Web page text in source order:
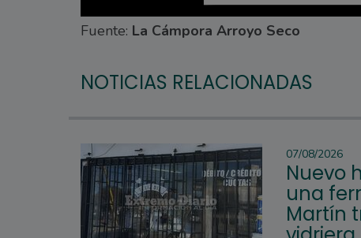
Fuente: La Cámpora Arroyo Seco
NOTICIAS RELACIONADAS
07/08/2026
Nuevo
una
Martín